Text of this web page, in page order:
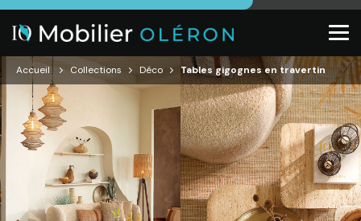
Accueil Collections Déco Tables gigognes en travertin